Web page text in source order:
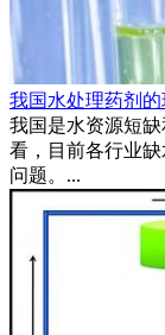
我国水处理药剂
我国是水资源短
看，目前各行业
问题。...